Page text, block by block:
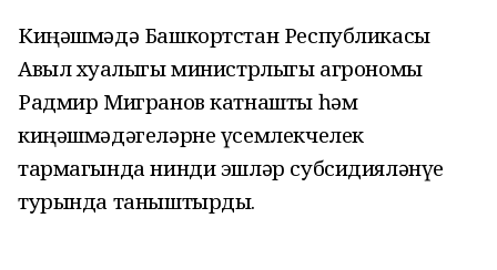
Киңәшмәдә Башкортстан Республикасы
Авыл хуҗалыгы министрлыгы агрономы
Радмир Мигранов катнашты һәм
киңәшмәдәгеләрне үсемлекчелек
тармагында нинди эшләр субсидияләнүе
турында таныштырды.